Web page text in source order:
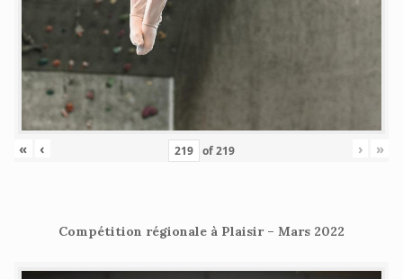
« ‹ of219 › »
Compétition régionale à Plaisir – Mars 2022